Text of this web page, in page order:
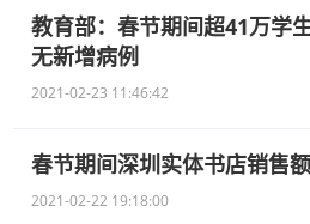
教育部：春节期间超41万学
无新增病例
2021-02-23 11:46:42
春节期间深圳实体书店销售
2021-02-22 19:18:00